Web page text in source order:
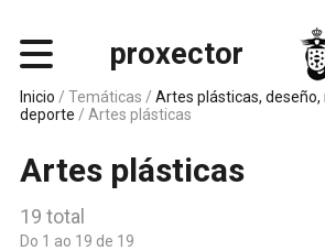
proxector
Inicio / Temáticas / Artes plásticas, deseño,
deporte / Artes plásticas
Artes plásticas
19 total
Do 1 ao 19 de 19